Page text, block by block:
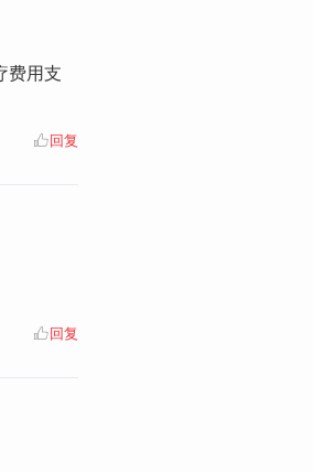
费用支
回复
回复